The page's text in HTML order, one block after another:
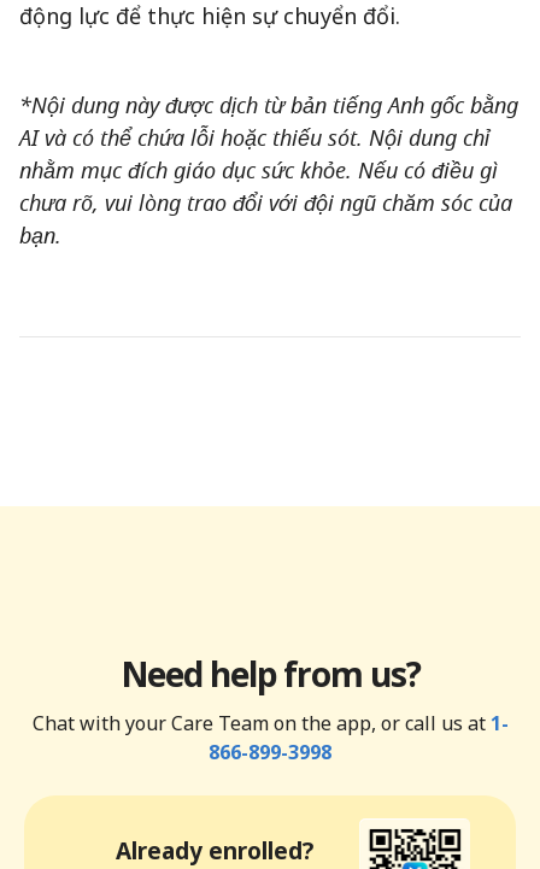
động lực để thực hiện sự chuyển đổi.
*Nội dung này được dịch từ bản tiếng Anh gốc bằng
AI và có thể chứa lỗi hoặc thiếu sót. Nội dung chỉ
nhằm mục đích giáo dục sức khỏe. Nếu có điều gì
chưa rõ, vui lòng trao đổi với đội ngũ chăm sóc của
bạn.
Need help from us?
Chat with your Care Team on the app, or call us at 1-
866-899-3998
Already enrolled?